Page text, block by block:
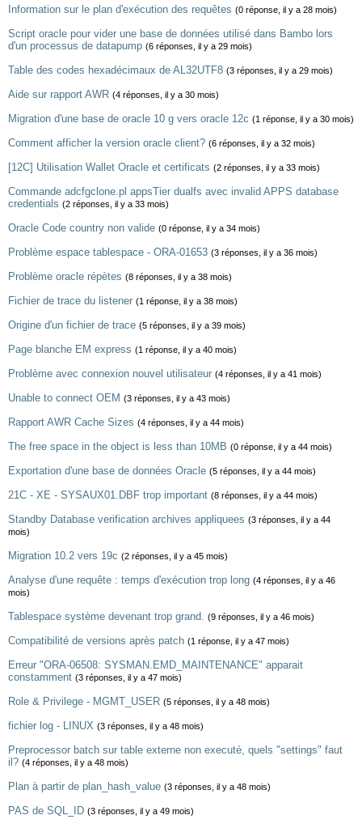
Information sur le plan d'exécution des requêtes (0 réponse, il y a 28 mois)
Script oracle pour vider une base de données utilisé dans Bambo lors
d'un processus de datapump (6 réponses, il y a 29 mois)
Table des codes hexadécimaux de AL32UTF8 (3 réponses, il y a 29 mois)
Aide sur rapport AWR (4 réponses, il y a 30 mois)
Migration d'une base de oracle 10 g vers oracle 12c (1 réponse, il y a 30 mois)
Comment afficher la version oracle client? (6 réponses, il y a 32 mois)
[12C] Utilisation Wallet Oracle et certificats (2 réponses, il y a 33 mois)
Commande adcfgclone.pl appsTier dualfs avec invalid APPS database
credentials (2 réponses, il y a 33 mois)
Oracle Code country non valide (0 réponse, il y a 34 mois)
Problème espace tablespace - ORA-01653 (3 réponses, il y a 36 mois)
Problème oracle répètes (8 réponses, il y a 38 mois)
Fichier de trace du listener (1 réponse, il y a 38 mois)
Origine d'un fichier de trace (5 réponses, il y a 39 mois)
Page blanche EM express (1 réponse, il y a 40 mois)
Problème avec connexion nouvel utilisateur (4 réponses, il y a 41 mois)
Unable to connect OEM (3 réponses, il y a 43 mois)
Rapport AWR Cache Sizes (4 réponses, il y a 44 mois)
The free space in the object is less than 10MB (0 réponse, il y a 44 mois)
Exportation d'une base de données Oracle (5 réponses, il y a 44 mois)
21C - XE - SYSAUX01.DBF trop important (8 réponses, il y a 44 mois)
Standby Database verification archives appliquees (3 réponses, il y a 44
mois)
Migration 10.2 vers 19c (2 réponses, il y a 45 mois)
Analyse d'une requête : temps d'exécution trop long (4 réponses, il y a 46
mois)
Tablespace système devenant trop grand. (9 réponses, il y a 46 mois)
Compatibilité de versions après patch (1 réponse, il y a 47 mois)
Erreur "ORA-06508: SYSMAN.EMD_MAINTENANCE" apparait
constamment (3 réponses, il y a 47 mois)
Role & Privilege - MGMT_USER (5 réponses, il y a 48 mois)
fichier log - LINUX (3 réponses, il y a 48 mois)
Preprocessor batch sur table externe non executé, quels "settings" faut
il? (4 réponses, il y a 48 mois)
Plan à partir de plan_hash_value (3 réponses, il y a 48 mois)
PAS de SQL_ID (3 réponses, il y a 49 mois)